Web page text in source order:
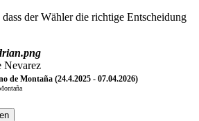
der Wähler die richtige Entscheidung
Nevarez
de Montaña (24.4.2025 - 07.04.2026)